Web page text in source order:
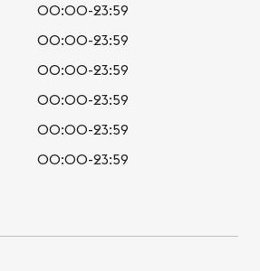
00:00-23:59
00:00-23:59
00:00-23:59
00:00-23:59
00:00-23:59
00:00-23:59